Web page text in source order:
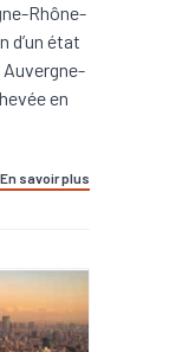
Rhône-
d’un état
en
En savoir plus